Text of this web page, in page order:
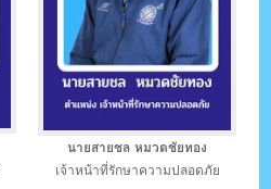
นายสายชล หมวดชัยทอง
เจ้าหน้าที่รักษาความปลอดภัย